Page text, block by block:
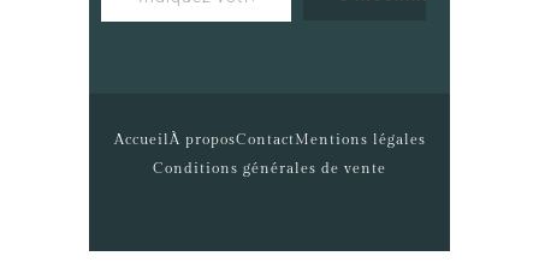
AccueilÀ proposContactMentions légales
Conditions générales de vente